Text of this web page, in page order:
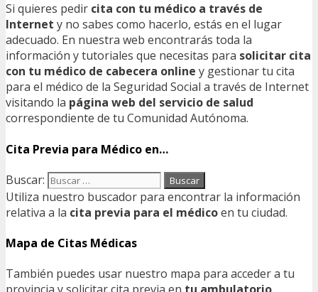
Si quieres pedir cita con tu médico a través de
Internet y no sabes como hacerlo, estás en el lugar
adecuado. En nuestra web encontrarás toda la
información y tutoriales que necesitas para solicitar cita
con tu médico de cabecera online y gestionar tu cita
para el médico de la Seguridad Social a través de Internet
visitando la página web del servicio de salud
correspondiente de tu Comunidad Autónoma.
Cita Previa para Médico en…
Buscar:
Utiliza nuestro buscador para encontrar la información
relativa a la cita previa para el médicoen tu ciudad.
Mapa de Citas Médicas
También puedes usar nuestro mapa para acceder a tu